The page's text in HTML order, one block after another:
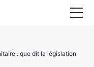
: que dit la législation